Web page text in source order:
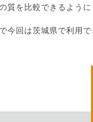
質を比較できるよう
今回は茨城県で利用